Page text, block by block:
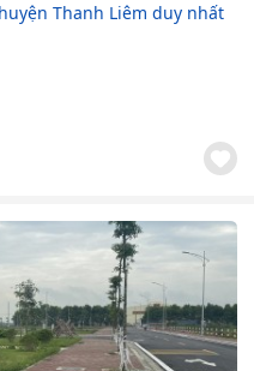
Thanh Liêm duy nhất